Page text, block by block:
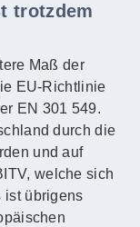
trotzdem
Maß der
EU-Richtlinie
EN 301 549.
durch die
und auf
welche sich
ist übrigens